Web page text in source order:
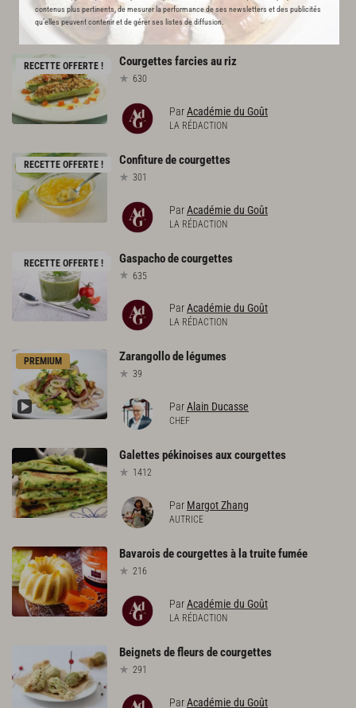
contenus plus pertinents, de mesurer la performance de ses newsletters et des publicités
qu’elles peuvent contenir et de gérer ses listes de diffusion.
L'ACADÉMIE DU GOÛT VOUS
RECOMMANDE
RECETTE OFFERTE ! Courgettesfarciesauriz
630
ParAcadémie du Goût
LA RÉDACTION
RECETTE OFFERTE ! Confituredecourgettes
301
ParAcadémie du Goût
LA RÉDACTION
RECETTE OFFERTE ! Gaspachodecourgettes
635
ParAcadémie du Goût
LA RÉDACTION
PREMIUM Zarangollode légumes
39
ParAlain Ducasse
CHEF
Galettespékinoisesauxcourgettes
1412
Par Margot Zhang
AUTRICE
Bavaroisdecourgettesà latruitefumée
216
ParAcadémie du Goût
LA RÉDACTION
Beignetsdefleursdecourgettes
291
ParAcadémie du Goût